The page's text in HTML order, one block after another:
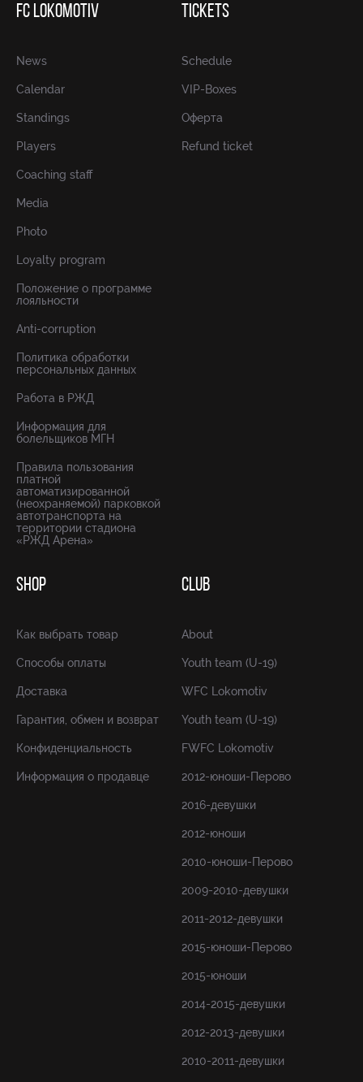
FC LOKOMOTIV
News
Calendar
Standings
Players
Coaching staff
Media
Photo
Loyalty program
Положение о программе
лояльности
Anti-corruption
Политика обработки
персональных данных
Работа в РЖД
Информация для
болельщиков МГН
Правила пользования
платной
автоматизированной
(неохраняемой) парковкой
автотранспорта на
территории стадиона
«РЖД Арена»
TICKETS
Schedule
VIP-Boxes
Оферта
Refund ticket
SHOP
Как выбрать товар
Способы оплаты
Доставка
Гарантия, обмен и возврат
Конфиденциальность
Информация о продавце
CLUB
About
Youth team (U-19)
WFC Lokomotiv
Youth team (U-19)
FWFC Lokomotiv
2012-юноши-Перово
2016-девушки
2012-юноши
2010-юноши-Перово
2009-2010-девушки
2011-2012-девушки
2015-юноши-Перово
2015-юноши
2014-2015-девушки
2012-2013-девушки
2010-2011-девушки